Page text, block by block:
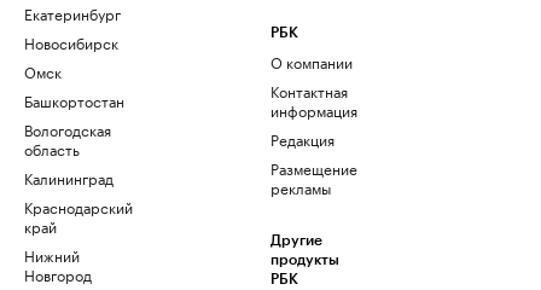
Екатеринбург
Новосибирск
Омск
Башкортостан
Вологодская
область
Калининград
Краснодарский
край
Нижний
Новгород
РБК
О компании
Контактная
информация
Редакция
Размещение
рекламы
Другие
продукты
РБК